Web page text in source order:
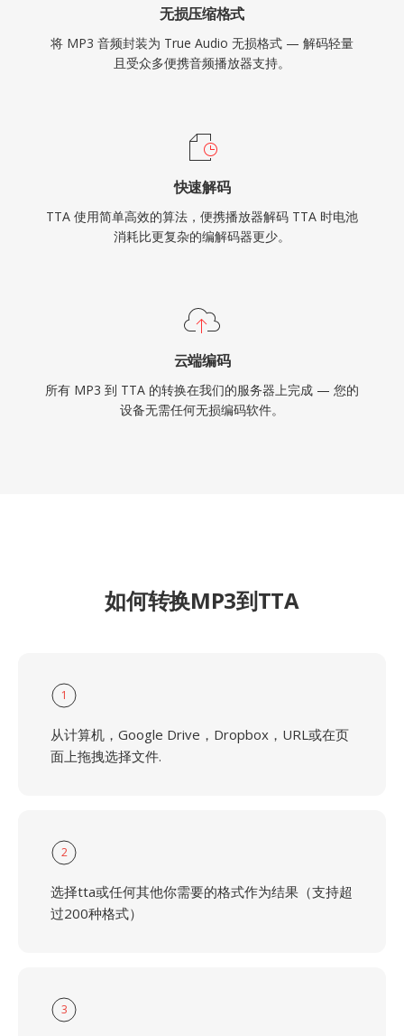
无损压缩格式
将 MP3 音频封装为 True Audio 无损格式 — 解码轻量
且受众多便携音频播放器支持。
快速解码
TTA 使用简单高效的算法，便携播放器解码 TTA 时电池
消耗比更复杂的编解码器更少。
云端编码
所有 MP3 到 TTA 的转换在我们的服务器上完成 — 您的
设备无需任何无损编码软件。
如何转换MP3到TTA
1
从计算机，Google Drive，Dropbox，URL或在页
面上拖拽选择文件.
2
选择tta或任何其他你需要的格式作为结果（支持超
过200种格式）
3